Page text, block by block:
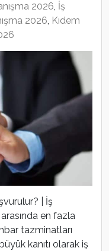
2026, İş
2026, Kıdem
| İş
en fazla
tazminatları
kanıtı olarak iş